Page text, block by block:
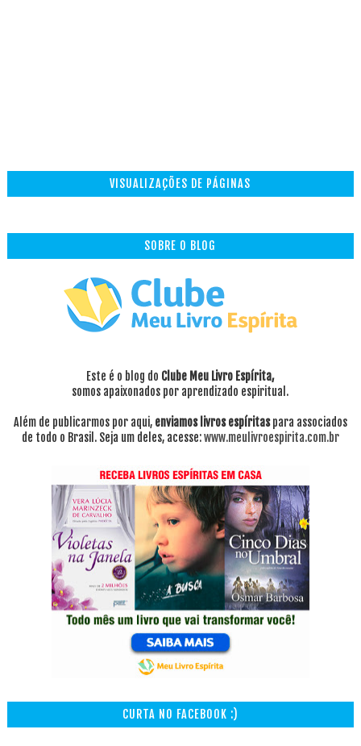
VISUALIZAÇÕES DE PÁGINAS
SOBRE O BLOG
Este é o blog do Clube Meu Livro Espírita,
somos apaixonados por aprendizado espiritual.
Além de publicarmos por aqui, enviamos livros espíritaspara associados
de todo o Brasil. Seja um deles, acesse:www.meulivroespirita.com.br
CURTA NO FACEBOOK :)